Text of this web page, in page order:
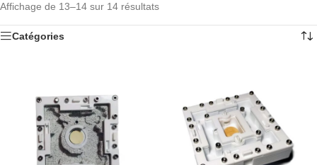
Affichage de 13–14 sur 14 résultats
Catégories